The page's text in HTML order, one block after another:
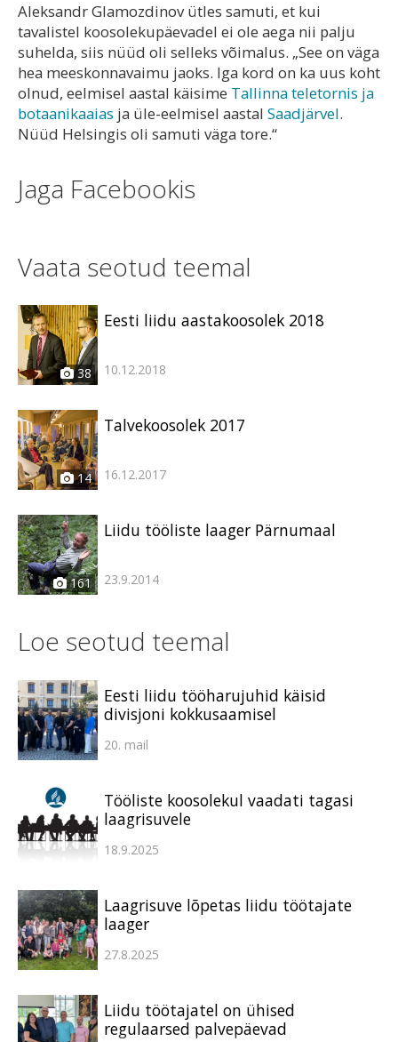
Aleksandr Glamozdinov ütles samuti, et kui
tavalistel koosolekupäevadel ei ole aega nii palju
suhelda, siis nüüd oli selleks võimalus. „See on väga
hea meeskonnavaimu jaoks. Iga kord on ka uus koht
olnud, eelmisel aastal käisime Tallinna teletornis ja
botaanikaaias ja üle-eelmisel aastal Saadjärvel.
Nüüd Helsingis oli samuti väga tore.“
Jaga Facebookis
Vaata seotud teemal
38
Eesti liidu aastakoosolek 2018
10.12.2018
14
Talvekoosolek 2017
16.12.2017
161
Liidu tööliste laager Pärnumaal
23.9.2014
Loe seotud teemal
Eesti liidu tööharujuhid käisid
divisjoni kokkusaamisel
20. mail
Tööliste koosolekul vaadati tagasi
laagrisuvele
18.9.2025
Laagrisuve lõpetas liidu töötajate
laager
27.8.2025
Liidu töötajatel on ühised
regulaarsed palvepäevad